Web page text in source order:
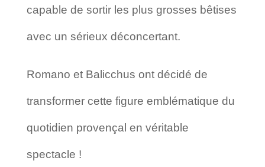
capable de sortir les plus grosses bêtises
avec un sérieux déconcertant.
Romano et Balicchus ont décidé de
transformer cette figure emblématique du
quotidien provençal en véritable
spectacle !